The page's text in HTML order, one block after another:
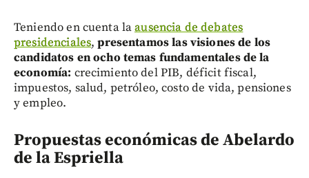
Teniendo en cuenta laausencia de debates
presidenciales,presentamos las visiones de los
candidatos en ocho temas fundamentales de la
economía: crecimiento del PIB, déficit fiscal,
impuestos, salud, petróleo, costo de vida, pensiones
y empleo.
Propuestas económicas de Abelardo
de la Espriella